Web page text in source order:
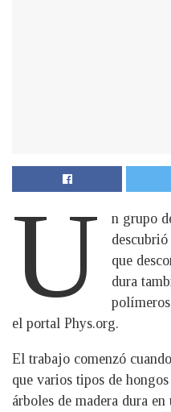
U
n grupo
que
dura
el portal Phys.org.
El trabajo comenzó
que varios tipos de
árboles de madera dura